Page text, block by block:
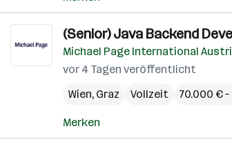
(Senior) Java Backend
Michael Page International
vor 4 Tagen veröffentlicht
Wien, Graz Vollzeit 70.000 €
Merken